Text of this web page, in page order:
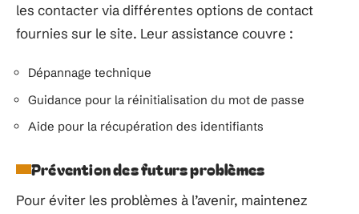
les contacter via différentes options de contact
fournies sur le site. Leur assistance couvre :
Dépannage technique
Guidance pour la réinitialisation du mot de passe
Aide pour la récupération des identifiants
Prévention des futurs problèmes
Pour éviter les problèmes à l’avenir, maintenez